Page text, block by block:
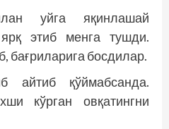
уйга яқинлашай
этиб менга тушди.
бағриларига босдилар.
қўймабсанда.
кўрган овқатингни